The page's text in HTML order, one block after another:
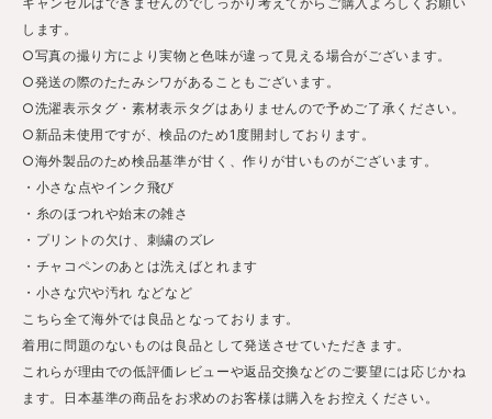
します。
○写真の撮り方により実物と色味が違って見える場合がございます。
○発送の際のたたみシワがあることもございます。
○洗濯表示タグ・素材表示タグはありませんので予めご了承ください。
○新品未使用ですが、検品のため1度開封しております。
○海外製品のため検品基準が甘く、作りが甘いものがございます。
・小さな点やインク飛び
・糸のほつれや始末の雑さ
・プリントの欠け、刺繍のズレ
・チャコペンのあとは洗えばとれます
・小さな穴や汚れ などなど
こちら全て海外では良品となっております。
着用に問題のないものは良品として発送させていただきます。
これらが理由での低評価レビューや返品交換などのご要望には応じかね
ます。日本基準の商品をお求めのお客様は購入をお控えください。